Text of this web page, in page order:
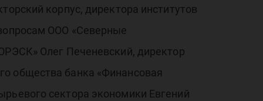
корпус, директора институтов
ООО «Северные
Олег Печеневский, директор
общества банка «Финансовая
сектора экономики Евгений